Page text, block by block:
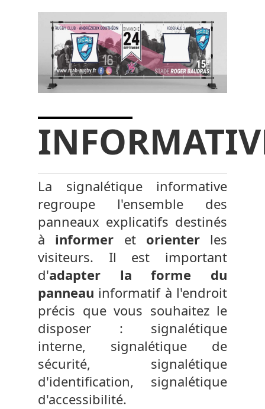
La signalétique informative
regroupe l'ensemble des
panneaux explicatifs destinés
à informer et orienterles
visiteurs. Il est important
d'adapter la forme du
panneau informatif à l'endroit
précis que vous souhaitez le
disposer : signalétique
interne, signalétique de
sécurité, signalétique
d'identification, signalétique
d'accessibilité.